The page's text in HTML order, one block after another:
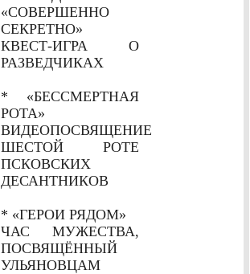
«СОВЕРШЕННО
СЕКРЕТНО»
КВЕСТ-ИГРА О
РАЗВЕДЧИКАХ
* «БЕССМЕРТНАЯ
РОТА»
ВИДЕОПОСВЯЩЕНИЕ
ШЕСТОЙ РОТЕ
ПСКОВСКИХ
ДЕСАНТНИКОВ
* «ГЕРОИ РЯДОМ»
ЧАС МУЖЕСТВА,
ПОСВЯЩЁННЫЙ
УЛЬЯНОВЦАМ